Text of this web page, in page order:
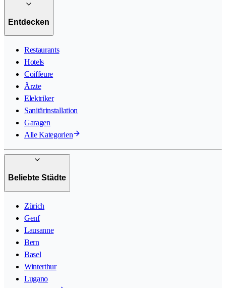
Entdecken
Restaurants
Hotels
Coiffeure
Ärzte
Elektriker
Sanitärinstallation
Garagen
Alle Kategorien
Beliebte Städte
Zürich
Genf
Lausanne
Bern
Basel
Winterthur
Lugano